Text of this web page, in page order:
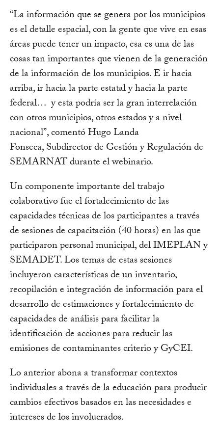
“La información que se genera por los municipios
es el detalle espacial, con la gente que vive en esas
áreas puede tener un impacto, esa es una de las
cosas tan importantes que vienen de la generación
de la información de los municipios. E ir hacia
arriba, ir hacia la parte estatal y hacia la parte
federal… y esta podría ser la gran interrelación
con otros municipios, otros estados y a nivel
nacional”, comentó Hugo Landa
Fonseca, Subdirector de Gestión y Regulación de
SEMARNAT durante el webinario.
Un componente importante del trabajo
colaborativo fue el fortalecimiento de las
capacidades técnicas de los participantes a través
de sesiones de capacitación (40 horas) en las que
participaron personal municipal, del IMEPLAN y
SEMADET. Los temas de estas sesiones
incluyeron características de un inventario,
recopilación e integración de información para el
desarrollo de estimaciones y fortalecimiento de
capacidades de análisis para facilitar la
identificación de acciones para reducir las
emisiones de contaminantes criterio y GyCEI.
Lo anterior abona a transformar contextos
individuales a través de la educación para producir
cambios efectivos basados en las necesidades e
intereses de los involucrados.